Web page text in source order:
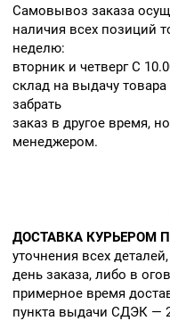
Cамовывоз заказа
наличия всех позиций
неделю:
вторник и четверг С
склад на выдачу
забрать
заказ в другое время,
менеджером.
ДОСТАВКА КУРЬЕРОМ
уточнения всех
день заказа, либо в
примерное время
пункта выдачи СДЭК —